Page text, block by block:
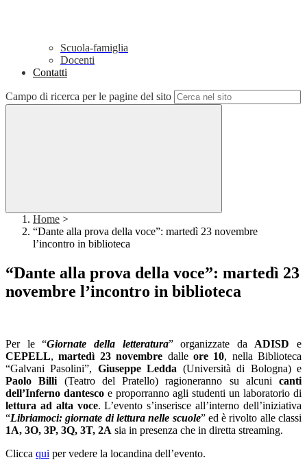
Scuola-famiglia
Docenti
Contatti
Campo di ricerca per le pagine del sito
Home >
“Dante alla prova della voce”: martedì 23 novembre
l’incontro in biblioteca
“Dante alla prova della voce”: martedì 23
novembre l’incontro in biblioteca
Per le “Giornate della letteratura” organizzate da ADISD e
CEPELL,martedì 23 novembre dalle ore 10, nella Biblioteca
“Galvani Pasolini”, Giuseppe Ledda (Università di Bologna) e
Paolo Billi (Teatro del Pratello) ragioneranno su alcuni canti
dell’Inferno dantesco e proporranno agli studenti un laboratorio di
lettura ad alta voce. L’evento s’inserisce all’interno dell’iniziativa
“Libriamoci: giornate di lettura nelle scuole” ed è rivolto alle classi
1A, 3O, 3P, 3Q, 3T, 2A sia in presenza che in diretta streaming.
Clicca qui per vedere la locandina dell’evento.